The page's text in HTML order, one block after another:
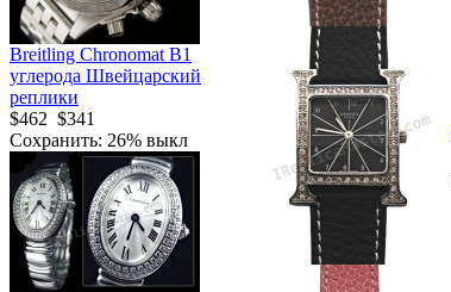
Breitling Chronomat B1
углерода Швейцарский
реплики
$462 $341
Сохранить: 26% выкл